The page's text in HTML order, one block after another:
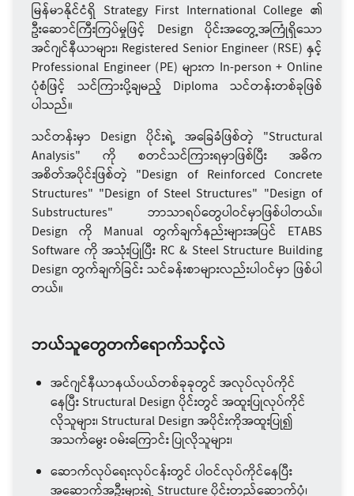
မြန်မာနိုင်ငံရှိ Strategy First International College ၏
ဦးဆောင်ကြီးကြပ်မှုဖြင့် Design ပိုင်းအတွေ့အကြုံရှိသော
အင်ဂျင်နီယာများ၊ Registered Senior Engineer (RSE) နှင့်
Professional Engineer (PE) များက In-person + Online
ပုံစံဖြင့် သင်ကြားပို့ချမည့် Diploma သင်တန်းတစ်ခုဖြစ်
ပါသည်။
သင်တန်းမှာ Design ပိုင်းရဲ့ အခြေခံဖြစ်တဲ့ "Structural
Analysis" ကို စတင်သင်ကြားရမှာဖြစ်ပြီး အဓိက
အစိတ်အပိုင်းဖြစ်တဲ့ "Design of Reinforced Concrete
Structures" "Design of Steel Structures" "Design of
Substructures" ဘာသာရပ်တွေပါဝင်မှာဖြစ်ပါတယ်။
Design ကို Manual တွက်ချက်နည်းများအပြင် ETABS
Software ကို အသုံးပြုပြီး RC & Steel Structure Building
Design တွက်ချက်ခြင်း သင်ခန်းစာများလည်းပါ၀င်မှာ ဖြစ်ပါ
တယ်။
ဘယ်သူတွေတက်ရောက်သင့်လဲ
အင်ဂျင်နီယာနယ်ပယ်တစ်ခုခုတွင် အလုပ်လုပ်ကိုင်
နေပြီး Structural Design ပိုင်းတွင် အထူးပြုလုပ်ကိုင်
လိုသူများ၊ Structural Design အပိုင်းကိုအထူးပြု၍
အသက်မွေး ဝမ်းကြောင်း ပြုလိုသူများ၊
ဆောက်လုပ်ရေးလုပ်ငန်းတွင် ပါဝင်လုပ်ကိုင်နေပြီး